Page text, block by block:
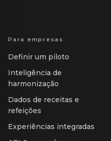
Para empresas
Definir um piloto
Inteligência de
harmonização
Dados de receitas e
refeições
Experiências integradas